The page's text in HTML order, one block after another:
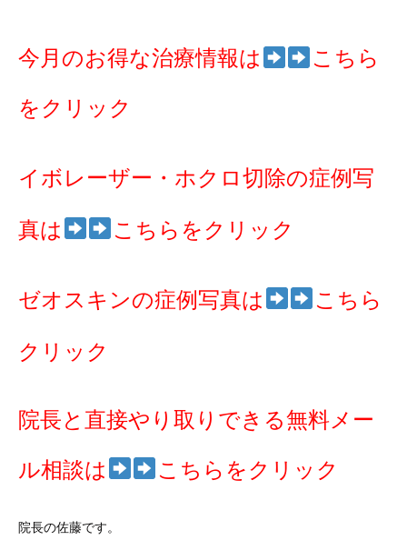
今月のお得な治療情報は こちら
をクリック
イボレーザー・ホクロ切除の症例写
真は こちらをクリック
ゼオスキンの症例写真は こちら
クリック
院長と直接やり取りできる無料メー
ル相談は こちらをクリック
院長の佐藤です。